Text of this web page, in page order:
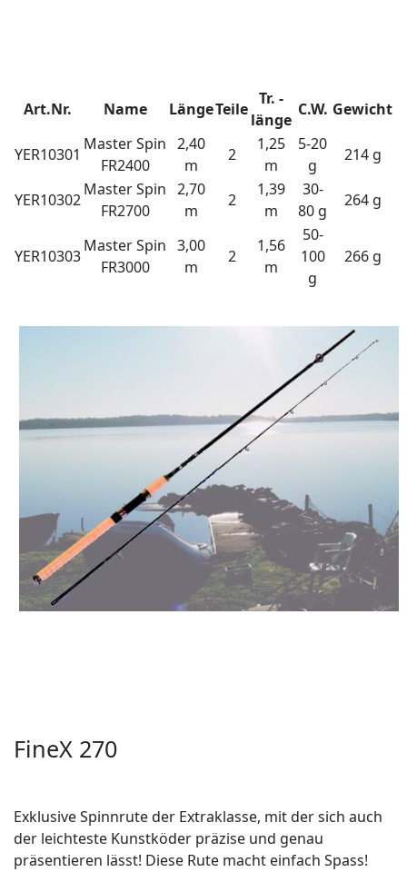
Art.Nr. Name LängeTeile
Tr. -
länge
C.W. Gewicht
YER10301
Master Spin
FR2400
2,40
m
2
1,25
m
5-20
g
214 g
YER10302
Master Spin
FR2700
2,70
m
2
1,39
m
30-
80 g
264 g
YER10303
Master Spin
FR3000
3,00
m
2
1,56
m
50-
100
g
266 g
FineX 270
Exklusive Spinnrute der Extraklasse, mit der sich auch
der leichteste Kunstköder präzise und genau
präsentieren lässt! Diese Rute macht einfach Spass!